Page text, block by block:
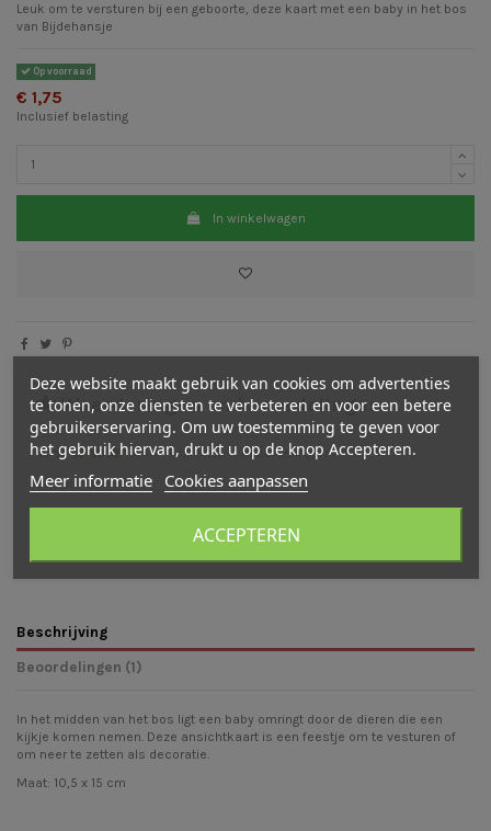
Leuk om te versturen bij een geboorte, deze kaart met een baby in het bos
van Bijdehansje
Op voorraad
€ 1,75
Inclusief belasting
In winkelwagen
Waarderingen en beoordelingen
(5/5)-1cijfer(s) -1 beoordeling(en)
Bekijk verdeling
Schrijf een beoordeling
Beschrijving
Beoordelingen (1)
In het midden van het bos ligt een baby omringt door de dieren die een
kijkje komen nemen. Deze ansichtkaart is een feestje om te vesturen of
om neer te zetten als decoratie.
Maat: 10,5 x 15 cm
Deze website maakt gebruik van cookies om advertenties
te tonen, onze diensten te verbeteren en voor een betere
gebruikerservaring. Om uw toestemming te geven voor
het gebruik hiervan, drukt u op de knop Accepteren.
Meer informatie Cookies aanpassen
ACCEPTEREN